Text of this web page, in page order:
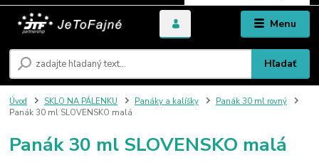
Menu
Hľadať
Úvod SKLO NA PÁLENKU Panáky a kalíšky
Panák 30 ml rovný
Panák 30 ml SLOVENSKO malá
Panák 30 ml SLOVENSKO malá